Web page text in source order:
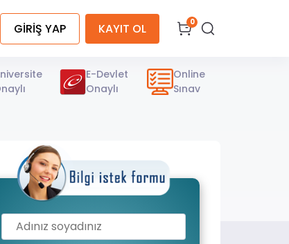
GİRİŞ YAP KAYIT OL 0
E-Devlet
Onaylı
Online
Sınav